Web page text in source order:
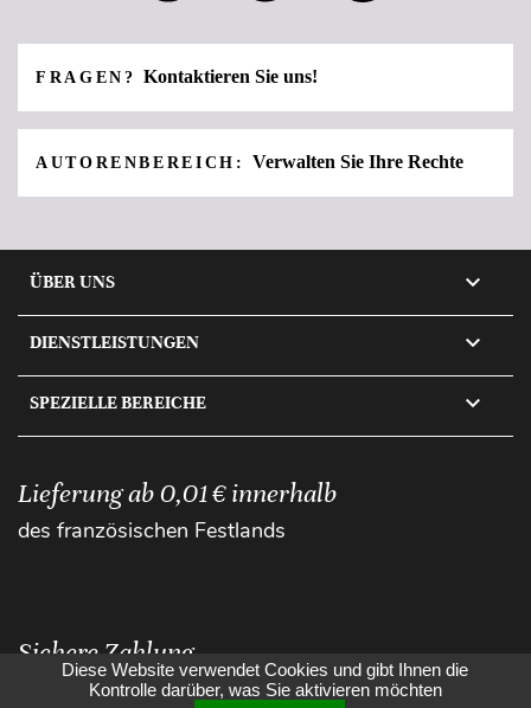
FRAGEN?Kontaktieren Sie uns!
AUTORENBEREICH: Verwalten Sie Ihre Rechte
ÜBER UNS 
DIENSTLEISTUNGEN 
SPEZIELLE BEREICHE 
Lieferung ab 0,01 € innerhalb
des französischen Festlands
Sichere Zahlung
Diese Website verwendet Cookies und gibt Ihnen die
Kontrolle darüber, was Sie aktivieren möchten